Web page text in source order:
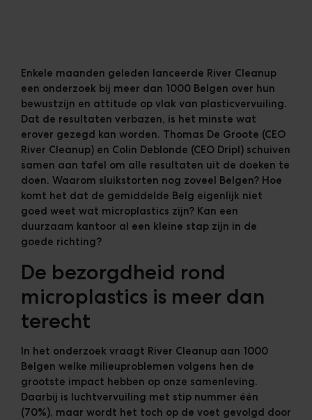
Enkele maanden geleden lanceerde River Cleanup
een onderzoek bij meer dan 1000 Belgen over hun
bewustzijn en attitude op vlak van plasticvervuiling.
Dat de resultaten verbazen, is het minste wat
erover gezegd kan worden. Thomas De Groote (CEO
River Cleanup) en Colin Deblonde (CEO Dripl) schuiven
samen aan tafel om alle resultaten uit de doeken te
doen. Waarom sluikstorten nog zoveel Belgen? Hoe
komt het dat de gemiddelde Belg eigenlijk niet
goed weet wat microplastics zijn? Kan een
duurzaam kantoor al een kleine stap zijn in de
goede richting?
De bezorgdheid rond
microplastics is meer dan
terecht
In het onderzoek vraagt River Cleanup aan 1000
Belgen welke milieuproblemen volgens hen de
grootste impact hebben op onze samenleving.
Daarbij is luchtvervuiling met stip nummer één
(70%), maar wordt het toch op de voet gevolgd door